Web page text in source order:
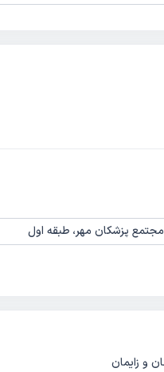
و زایمان